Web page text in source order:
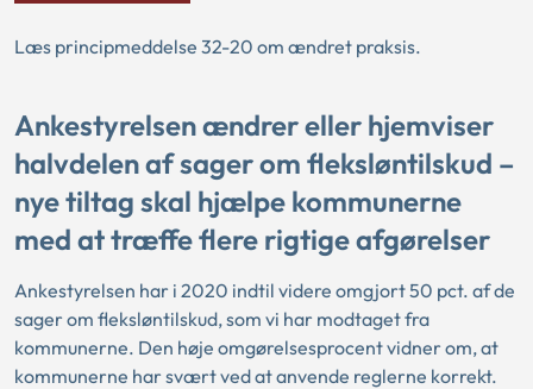
Læs principmeddelse 32-20 om ændret praksis.
Ankestyrelsen ændrer eller hjemviser
halvdelen af sager om fleksløntilskud –
nye tiltag skal hjælpe kommunerne
med at træffe flere rigtige afgørelser
Ankestyrelsen har i 2020 indtil videre omgjort 50 pct. af de
sager om fleksløntilskud, som vi har modtaget fra
kommunerne. Den høje omgørelsesprocent vidner om, at
kommunerne har svært ved at anvende reglerne korrekt.